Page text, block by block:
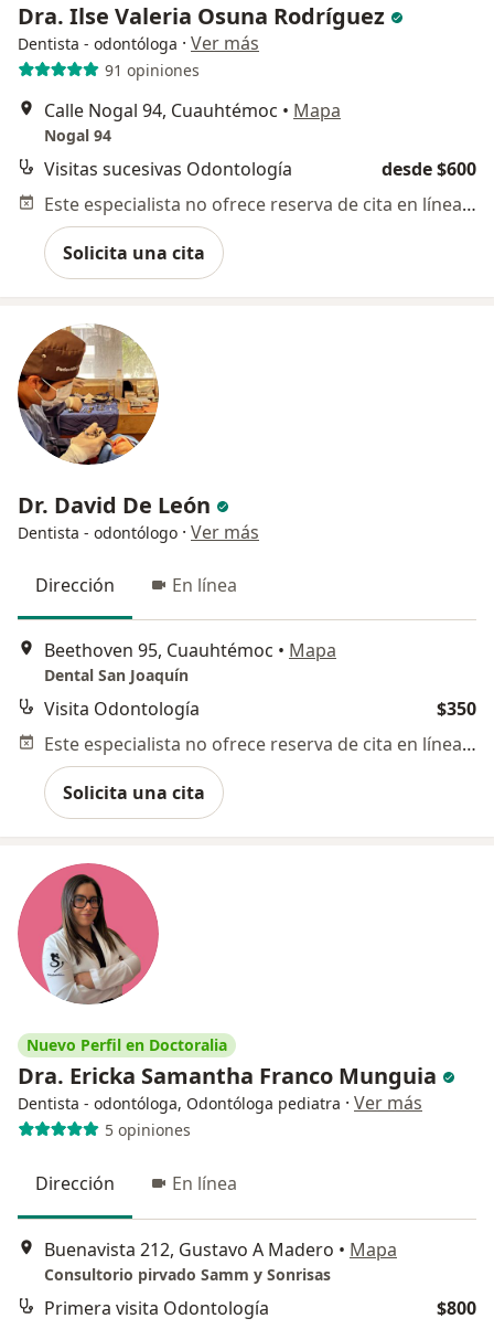
Dra. Ilse Valeria Osuna Rodríguez
Dentista - odontóloga · Ver más
91 opiniones
Calle Nogal 94, Cuauhtémoc • Mapa
Nogal 94
Visitas sucesivas Odontología
desde $600
Este especialista no ofrece reserva de cita en línea en esta dirección.
Solicita una cita
Dr. David De León
Dentista - odontólogo · Ver más
Dirección En línea
Beethoven 95, Cuauhtémoc • Mapa
Dental San Joaquín
Visita Odontología
$350
Este especialista no ofrece reserva de cita en línea en esta dirección.
Solicita una cita
Nuevo Perfil en Doctoralia
Dra. Ericka Samantha Franco Munguia
Dentista - odontóloga, Odontóloga pediatra · Ver más
5 opiniones
Dirección En línea
Buenavista 212, Gustavo A Madero • Mapa
Consultorio pirvado Samm y Sonrisas
Primera visita Odontología
$800